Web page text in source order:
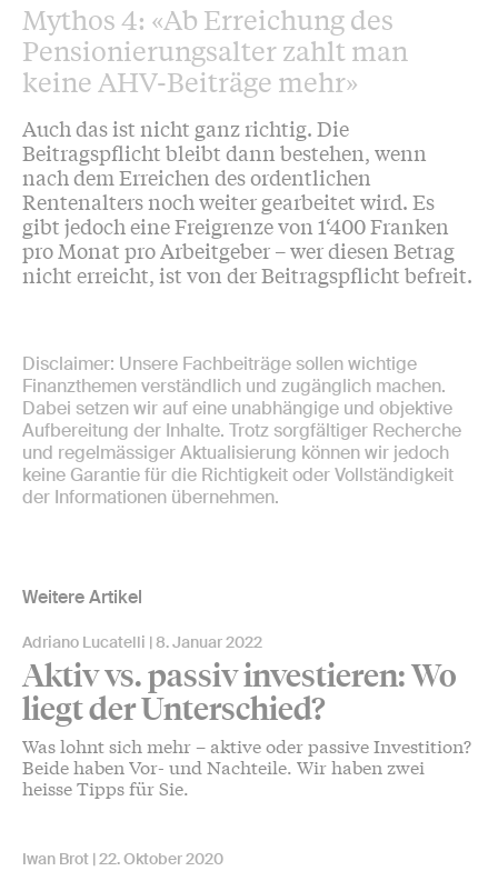
Mythos 4: «Ab Erreichung des
Pensionierungsalter zahlt man
keine AHV-Beiträge mehr»
Auch das ist nicht ganz richtig. Die
Beitragspflicht bleibt dann bestehen, wenn
nach dem Erreichen des ordentlichen
Rentenalters noch weiter gearbeitet wird. Es
gibt jedoch eine Freigrenze von 1‘400 Franken
pro Monat pro Arbeitgeber – wer diesen Betrag
nicht erreicht, ist von der Beitragspflicht befreit.
Disclaimer: Unsere Fachbeiträge sollen wichtige
Finanzthemen verständlich und zugänglich machen.
Dabei setzen wir auf eine unabhängige und objektive
Aufbereitung der Inhalte. Trotz sorgfältiger Recherche
und regelmässiger Aktualisierung können wir jedoch
keine Garantie für die Richtigkeit oder Vollständigkeit
der Informationen übernehmen.
Weitere Artikel
Adriano Lucatelli 8. Januar 2022
Aktiv vs. passiv investieren: Wo
liegt der Unterschied?
Was lohnt sich mehr – aktive oder passive Investition?
Beide haben Vor- und Nachteile. Wir haben zwei
heisse Tipps für Sie.
Iwan Brot 22. Oktober 2020